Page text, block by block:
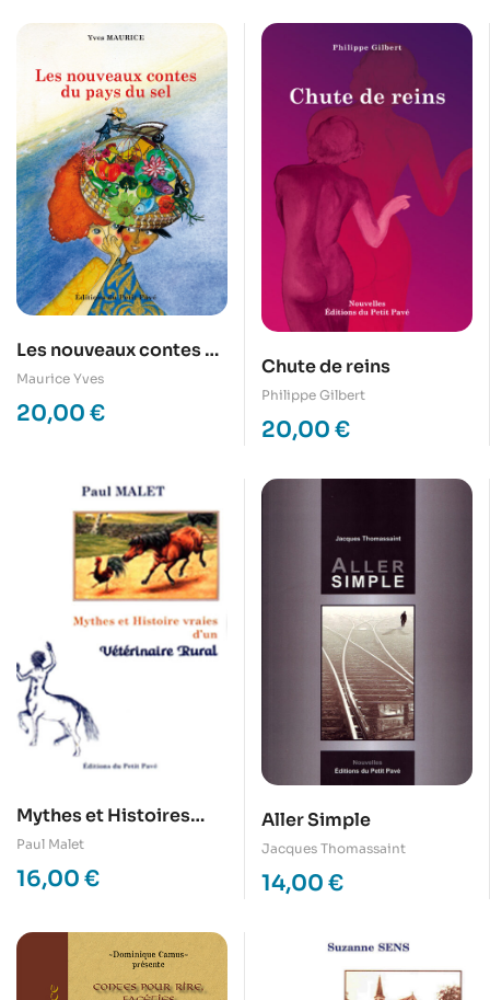
Les nouveaux contes du
pays du sel
Maurice Yves
20,00 €
Chute de reins
Philippe Gilbert
20,00 €
Mythes et Histoires
vraies d’un vétérinaire
rural
Paul Malet
16,00 €
Aller Simple
Jacques Thomassaint
14,00 €